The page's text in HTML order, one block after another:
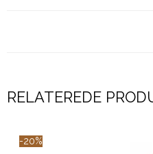
RELATEREDE
-20%